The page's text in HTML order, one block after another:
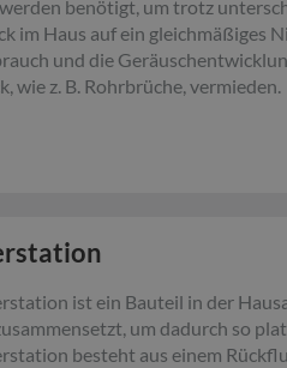
benötigt, um trotz
im Haus auf ein gleichmäßiges
und die
wie z. B. Rohrbrüche, vermieden.
ist ein Bauteil in der
um dadurch so
besteht aus einem